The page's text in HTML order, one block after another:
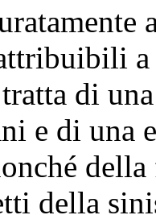
di
e di una
della